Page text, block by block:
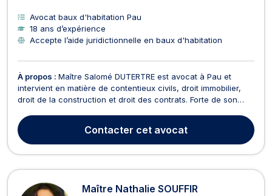
Avocat baux d'habitation Pau
18 ans d’expérience
Accepte l’aide juridictionnelle en baux d'habitation
À propos : Maître Salomé DUTERTRE est avocat à Pau et
intervient en matière de contentieux civils, droit immobilier,
droit de la construction et droit des contrats. Forte de son
départements droit immobilier et droit des contrats, Maître
DUTERTRE sera votre meilleure interlocutric...
Contacter cet avocat
Maître Nathalie SOUFFIR